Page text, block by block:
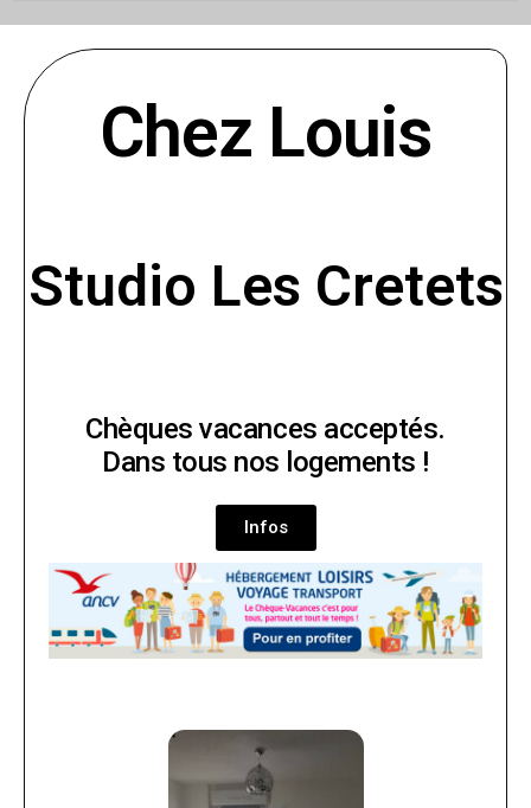
Chez Louis
Studio Les Cretets
Chèques vacances acceptés.
Dans tous nos logements !
Infos